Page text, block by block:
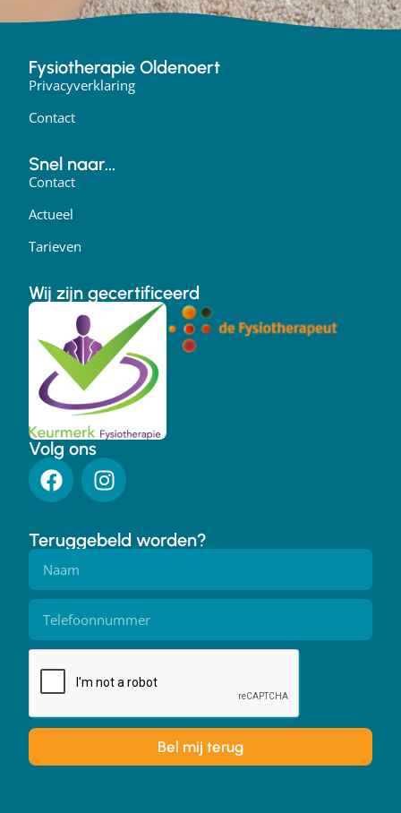
Fysiotherapie Oldenoert
Privacyverklaring
Contact
Snel naar...
Contact
Actueel
Tarieven
Wij zijn gecertificeerd
Volg ons
Teruggebeld worden?
Bel mij terug